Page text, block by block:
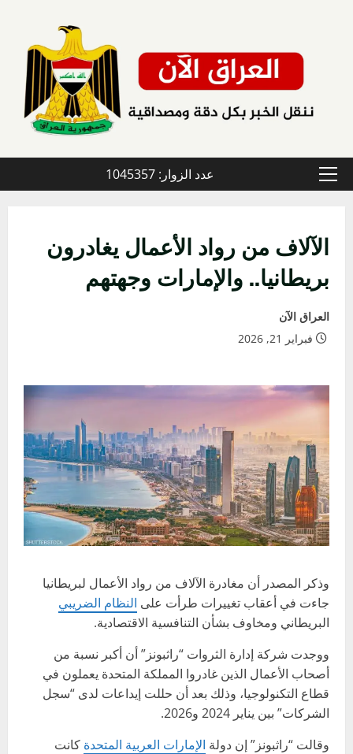
القائمة
عدد الزوار: 1045357
الآلاف من رواد الأعمال يغادرون
بريطانيا.. والإمارات وجهتهم
العراق الآن
فبراير 21, 2026
وذكر المصدر أن مغادرة الآلاف من رواد الأعمال لبريطانيا
جاءت في أعقاب تغييرات طرأت على النظام الضريبي
البريطاني ومخاوف بشأن التنافسية الاقتصادية.
ووجدت شركة إدارة الثروات “راثبونز” أن أكبر نسبة من
أصحاب الأعمال الذين غادروا المملكة المتحدة يعملون في
قطاع التكنولوجيا، وذلك بعد أن حللت إيداعات لدى “سجل
الشركات” بين يناير 2024 و2026.
وقالت “راثبونز” إن دولة الإمارات العربية المتحدة كانت